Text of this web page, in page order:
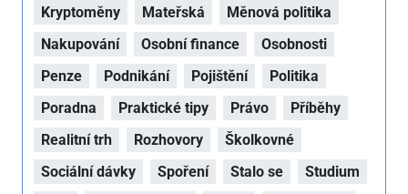
Kryptoměny
Mateřská
Měnová politika
Nakupování
Osobní finance
Osobnosti
Penze
Podnikání Pojištění
Politika
Poradna
Praktické tipy Právo
Příběhy
Realitní trh
Rozhovory
Školkovné
Sociální dávky
Spoření Stalo se
Studium